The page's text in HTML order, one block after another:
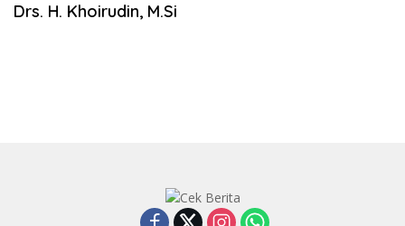
Drs. H. Khoirudin, M.Si